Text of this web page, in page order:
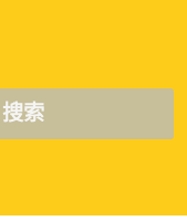
搜索